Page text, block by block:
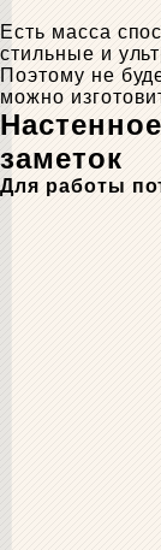
Есть масса
стильные и
Поэтому не
можно
заметок
Для работы